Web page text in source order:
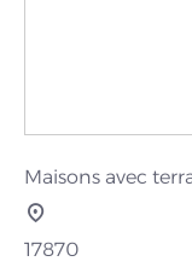
Maisons avec
17870